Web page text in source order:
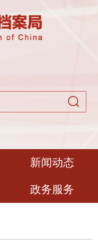
新闻动态
政务服务